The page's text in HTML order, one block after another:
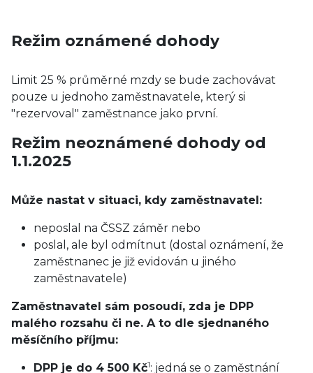
Režim oznámené dohody
Limit 25 % průměrné mzdy se bude zachovávat
pouze u jednoho zaměstnavatele, který si
"rezervoval" zaměstnance jako první.
Režim neoznámené dohody od
1.1.2025
Může nastat v situaci, kdy zaměstnavatel:
neposlal na ČSSZ záměr nebo
poslal, ale byl odmítnut (dostal oznámení, že
zaměstnanec je již evidován u jiného
zaměstnavatele)
Zaměstnavatel sám posoudí, zda je DPP
malého rozsahu či ne. A to dle sjednaného
měsíčního příjmu:
DPP je do 4 500 Kč1: jedná se o zaměstnání